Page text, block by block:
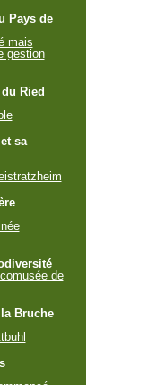
Pays de
mais
gestion
Ried
sa
de
Bruche